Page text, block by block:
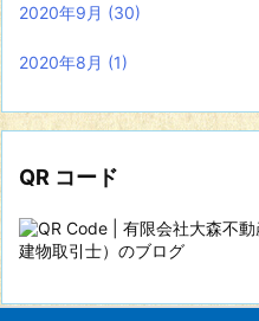
2020年9月 (30)
2020年8月 (1)
QR コード